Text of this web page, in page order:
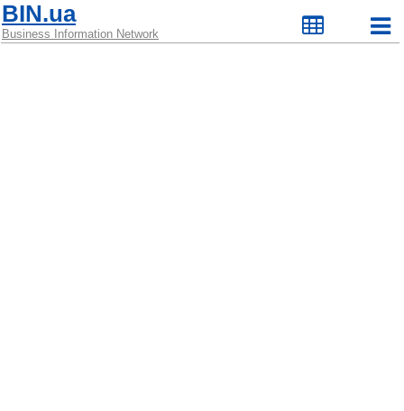
BIN.ua
Business Information Network